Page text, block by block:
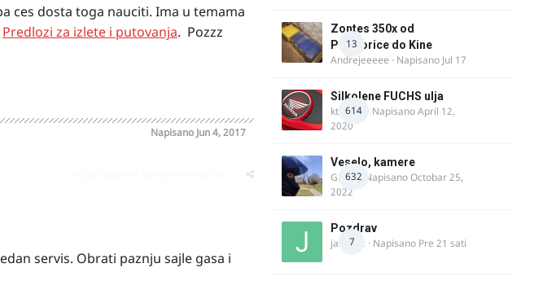
ces dosta toga nauciti. Ima u temama
Predlozi za izlete i putovanja. Pozzz
Napisano Jun 4, 2017
servis. Obrati paznju sajle gasa i
13
Zontes 350x od
Podgorice do Kine
Andrejeeeee · Napisano Jul 17
614
Silkolene FUCHS ulja
ktm600 · NapisanoApril 12,
2020
632
Veselo, kamere
GR 46· NapisanoOctobar 25,
2022
7
Pozdrav
jasminc · Napisano Pre 21 sati